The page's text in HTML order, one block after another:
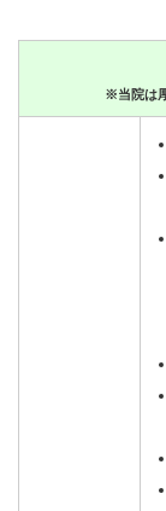
※当院は